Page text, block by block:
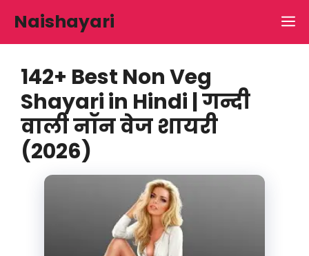
Naishayari
142+ Best Non Veg
Shayari in Hindi | गन्दी
वाली नॉन वेज शायरी
(2026)